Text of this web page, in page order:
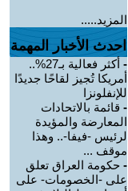
المزيد.....
احدث الأخبار المهمة
-
أكثر فعالية بـ27%..
أمريكا تُجيز لقاحًا جديدًا
للإنفلونزا
- قائمة بالاتحادات
المعارضة والمؤيدة
لرئيس -فيفا-.. وهذا
موقف ...
- حكومة العراق تعلق
على -الخصومات- على